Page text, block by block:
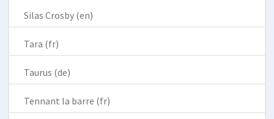
Silas Crosby (en)
Tara (fr)
Taurus (de)
Tennant la barre (fr)